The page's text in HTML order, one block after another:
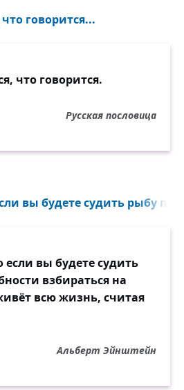
говорится...
что говорится.
Русская пословица
вы будете судить рыбу по
вы будете судить
взбираться на
всю жизнь, считая
Альберт Эйнштейн